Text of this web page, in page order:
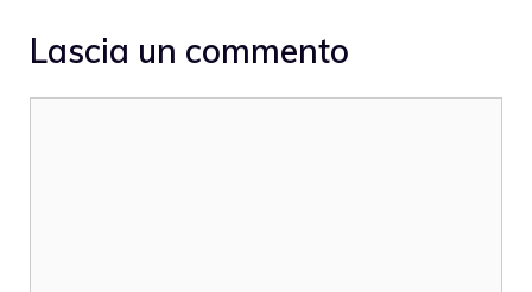
Lascia un commento